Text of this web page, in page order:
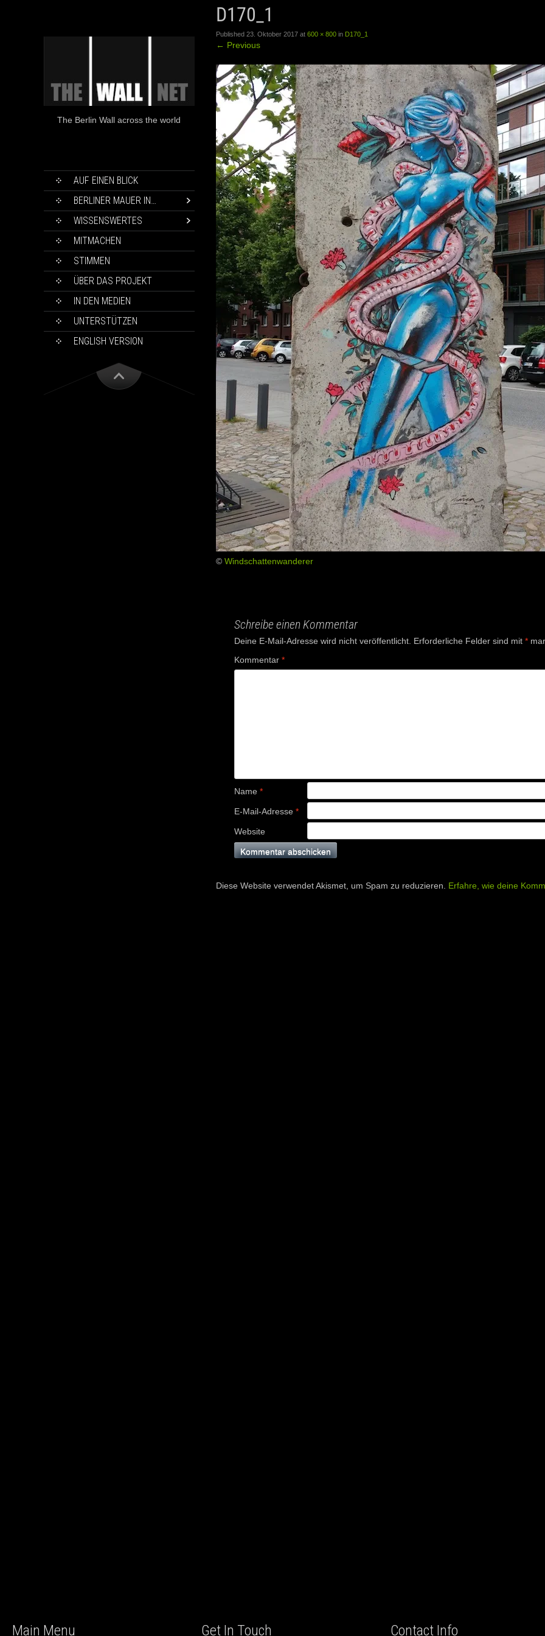
The Berlin Wall across the world
SKIP
CONTENT
AUF EINEN BLICK
BERLINER MAUER IN…
WISSENSWERTES
MITMACHEN
STIMMEN
ÜBER DAS PROJEKT
IN DEN MEDIEN
UNTERSTÜTZEN
ENGLISH VERSION
D170_1
Published 23. Oktober 2017at 600 × 800in D170_1
← Previous
© Windschattenwanderer
Schreibe einen Kommentar
Deine E-Mail-Adresse wird nicht veröffentlicht. Erforderliche Felder sind mit *
Kommentar *
Name *
E-Mail-Adresse *
Website
Diese Website verwendet Akismet, um Spam zu reduzieren. Erfahre, wie deine
Main Menu Get In Touch Contact Info